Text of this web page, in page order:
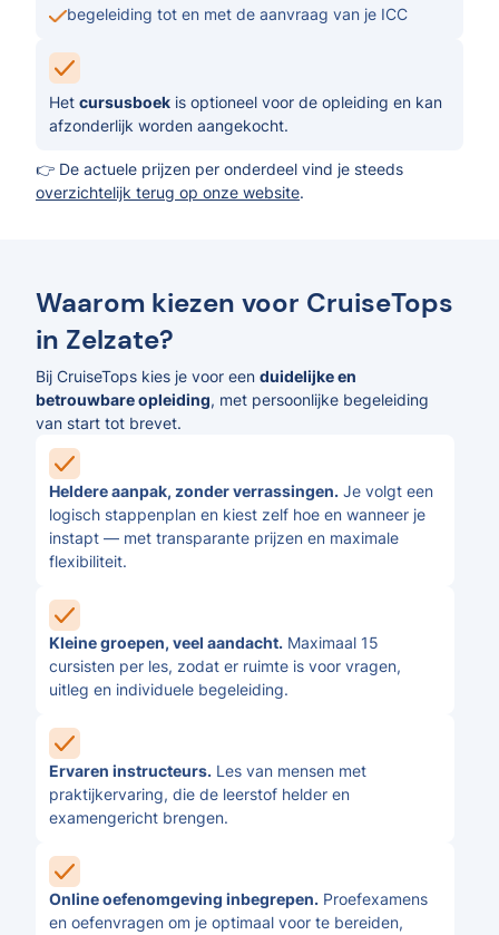
begeleiding tot en met de aanvraag van je ICC
Het cursusboek is optioneel voor de opleiding en kan
afzonderlijk worden aangekocht.
👉 De actuele prijzen per onderdeel vind je steeds
overzichtelijk terug op onze website.
Waarom kiezen voor CruiseTops
in Zelzate?
Bij CruiseTops kies je voor een duidelijke en
betrouwbare opleiding, met persoonlijke begeleiding
van start tot brevet.
Heldere aanpak, zonder verrassingen. Je volgt een
logisch stappenplan en kiest zelf hoe en wanneer je
instapt — met transparante prijzen en maximale
flexibiliteit.
Kleine groepen, veel aandacht. Maximaal 15
cursisten per les, zodat er ruimte is voor vragen,
uitleg en individuele begeleiding.
Ervaren instructeurs. Les van mensen met
praktijkervaring, die de leerstof helder en
examengericht brengen.
Online oefenomgeving inbegrepen. Proefexamens
en oefenvragen om je optimaal voor te bereiden,